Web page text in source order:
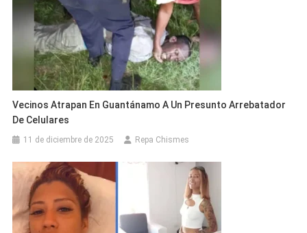
Vecinos Atrapan En Guantánamo A Un Presunto Arrebatador
De Celulares
11 de diciembre de 2025 Repa Chismes